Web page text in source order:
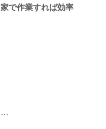
家で作業すれば効率
…